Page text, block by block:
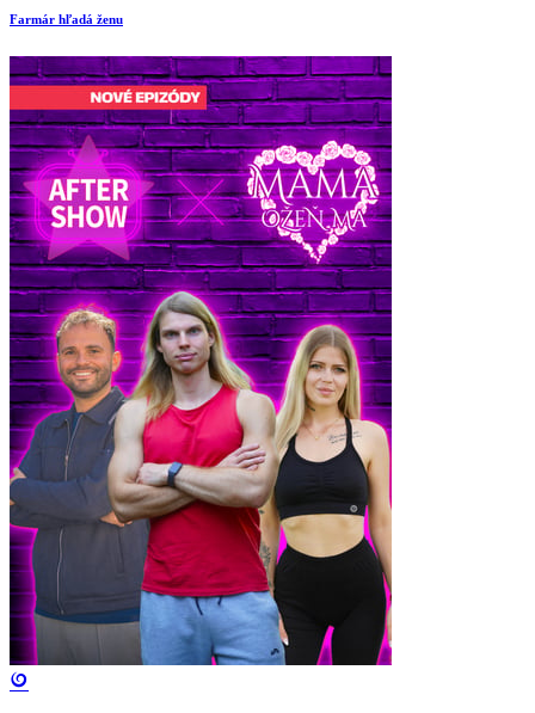
Farmár hľadá ženu